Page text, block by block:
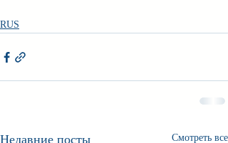
RUS
Недавние посты Смотреть все